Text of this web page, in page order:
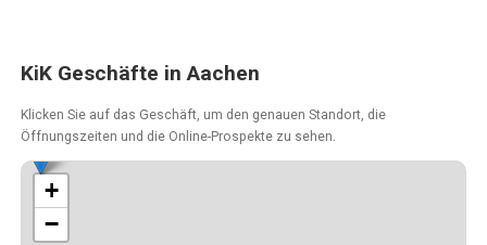
KiK Geschäfte in Aachen
Klicken Sie auf das Geschäft, um den genauen Standort, die
Öffnungszeiten und die Online-Prospekte zu sehen.
+
−